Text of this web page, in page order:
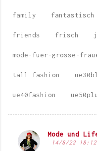
family fantastisch
friends frisch
mode-fuer-grosse-
tall-fashion
ue40fashion
K
Mode und
14/8/22 18:12